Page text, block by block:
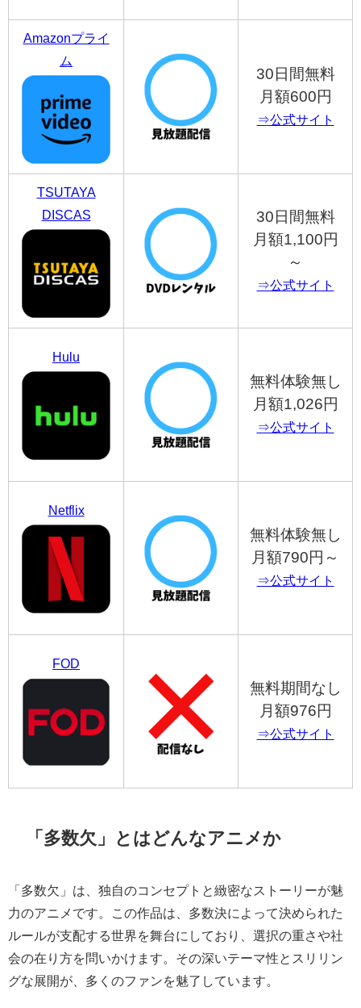
Amazonプライ
ム
30日間無料
月額600円
⇒公式サイト
TSUTAYA
DISCAS
30日間無料
月額1,100円
～
⇒公式サイト
Hulu
無料体験無し
月額1,026円
⇒公式サイト
Netflix
無料体験無し
月額790円～
⇒公式サイト
FOD
無料期間なし
月額976円
⇒公式サイト
「多数欠」とはどんなアニメか
「多数欠」は、独自のコンセプトと緻密なストーリーが魅
力のアニメです。この作品は、多数決によって決められた
ルールが支配する世界を舞台にしており、選択の重さや社
会の在り方を問いかけます。その深いテーマ性とスリリン
グな展開が、多くのファンを魅了しています。